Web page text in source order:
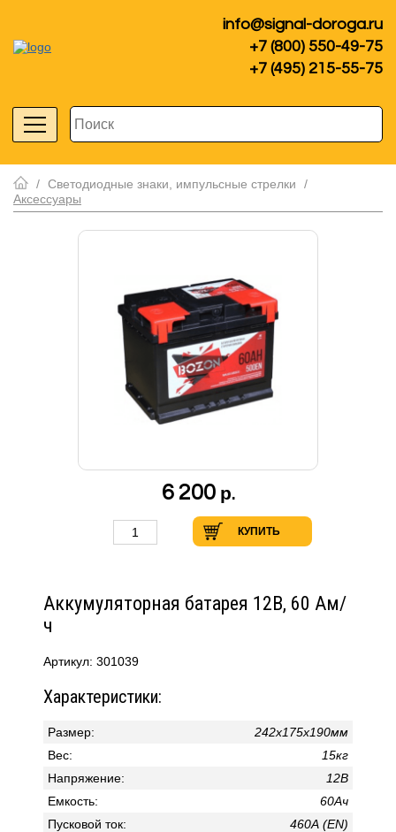
info@signal-doroga.ru
+7 (800) 550-49-75
+7 (495) 215-55-75
/ Светодиодные знаки, импульсные стрелки
/
Аксессуары
Аккумуляторная батарея 12В, 60 Ам/
ч
Артикул: 301039
Характеристики:
Размер:
242х175х190мм
Вес:
15кг
Напряжение:
12В
Емкость:
60Ач
Пусковой ток:
460А (EN)
6 200 р.
КУПИТЬ